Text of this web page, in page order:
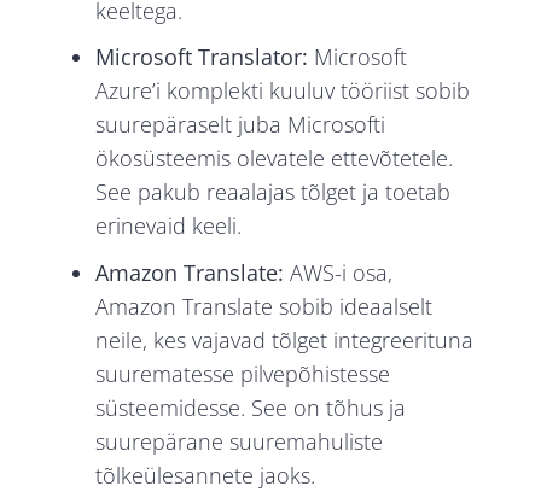
keeltega.
Microsoft Translator: Microsoft
Azure’i komplekti kuuluv tööriist sobib
suurepäraselt juba Microsofti
ökosüsteemis olevatele ettevõtetele.
See pakub reaalajas tõlget ja toetab
erinevaid keeli.
Amazon Translate: AWS-i osa,
Amazon Translate sobib ideaalselt
neile, kes vajavad tõlget integreerituna
suurematesse pilvepõhistesse
süsteemidesse. See on tõhus ja
suurepärane suuremahuliste
tõlkeülesannete jaoks.